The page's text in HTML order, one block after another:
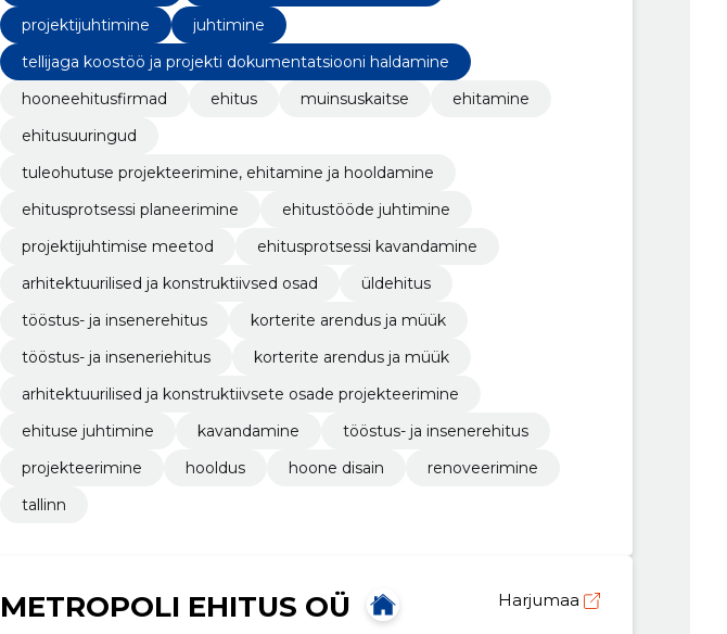
projektijuhtimine
juhtimine
tellijaga koostöö ja projekti dokumentatsiooni haldamine
hooneehitusfirmad
ehitus muinsuskaitse
ehitamine
ehitusuuringud
tuleohutuse projekteerimine, ehitamine ja hooldamine
ehitusprotsessi planeerimine
ehitustööde juhtimine
projektijuhtimise meetod
ehitusprotsessi kavandamine
arhitektuurilised ja konstruktiivsed osad
üldehitus
tööstus- ja insenerehitus
korterite arendus ja müük
tööstus- ja inseneriehitus
korterite arendus ja müük
arhitektuurilised ja konstruktiivsete osade projekteerimine
ehituse juhtimine
kavandamine
tööstus- ja insenerehitus
projekteerimine
hooldus hoone disain
renoveerimine
tallinn
METROPOLI EHITUS OÜ Harjumaa